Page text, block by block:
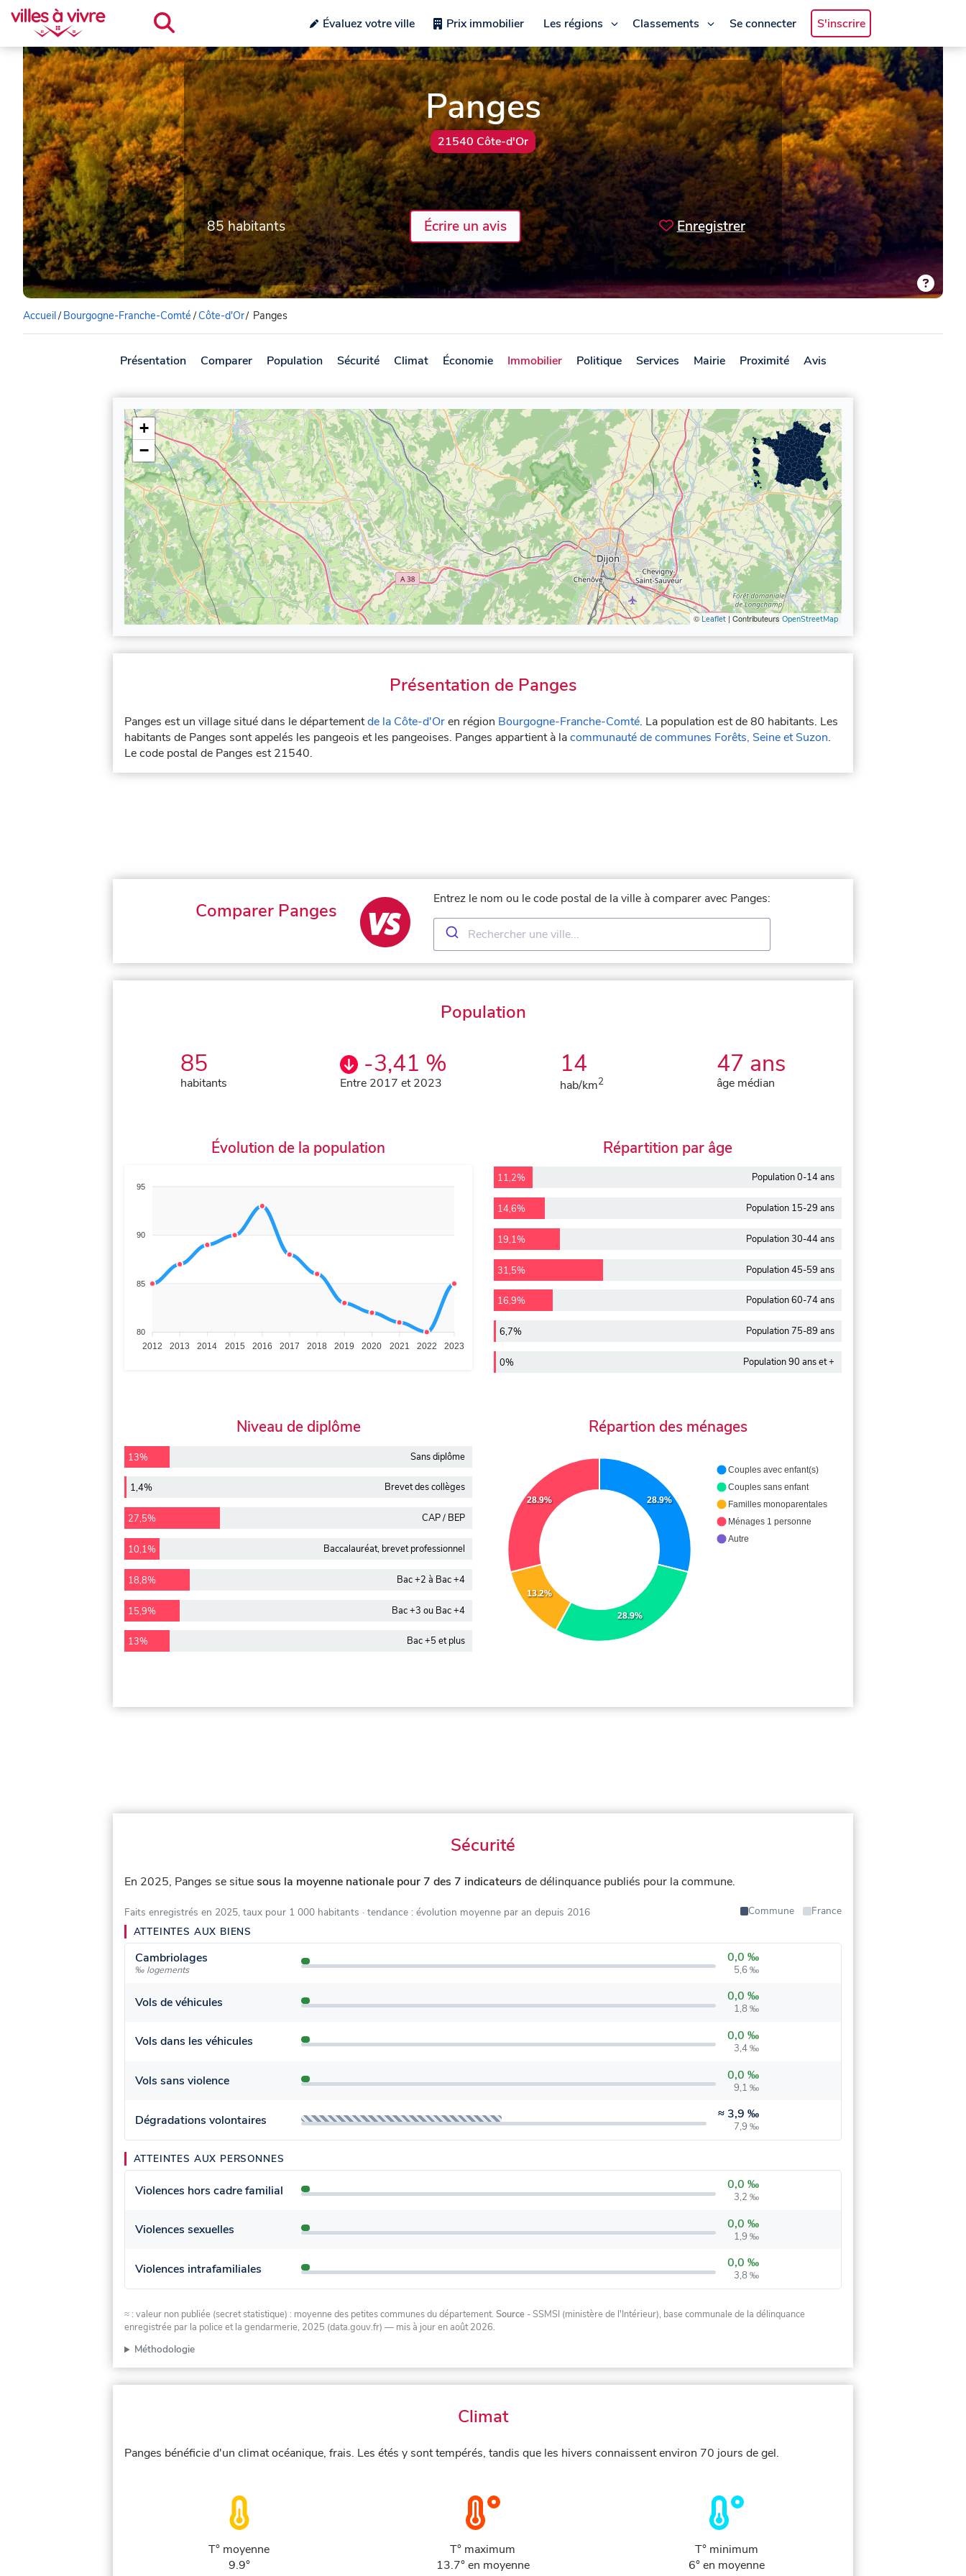
Évaluez votre ville Prix immobilier Les régions Classements Se connecter S'inscrire
Panges
21540 Côte-d'Or
85 habitants Écrire un avis Enregistrer
Accueil/ Bourgogne-Franche-Comté/Côte-d'Or/ Panges
Présentation Comparer Population Sécurité Climat Économie Immobilier Politique Services Mairie Proximité Avis
+
−
©Leaflet | Contributeurs OpenStreetMap
Présentation de Panges
Panges est un village situé dans le départementde la Côte-d'Oren région Bourgogne-Franche-Comté. La population est de 80 habitants. Les
habitants de Panges sont appelés les pangeois et les pangeoises. Panges appartient à lacommunauté de communes Forêts, Seine et Suzon.
Le code postal de Panges est 21540.
Comparer Panges
Entrez le nom ou le code postal de la ville à comparer avec Panges:
Population
85
habitants
-3,41 %
Entre 2017 et 2023
14
hab/km2
47 ans
âge médian
Évolution de la population
95
90
85
80
2012 2013 2014 2015 2016 2017 2018 2019 2020 2021 2022 2023
Répartition par âge
11,2% Population 0-14 ans
14,6% Population 15-29 ans
19,1% Population 30-44 ans
31,5% Population 45-59 ans
16,9% Population 60-74 ans
6,7% Population 75-89 ans
0% Population 90 ans et +
Niveau de diplôme
13% Sans diplôme
1,4% Brevet des collèges
27,5% CAP / BEP
10,1% Baccalauréat, brevet professionnel
18,8% Bac +2 à Bac +4
15,9% Bac +3 ou Bac +4
13% Bac +5 et plus
Répartion des ménages
28.9%
28.9%
13.2%
28.9%
Couples avec enfant(s)
Couples sans enfant
Familles monoparentales
Ménages 1 personne
Autre
Sécurité
En 2025, Panges se situesous la moyenne nationale pour 7 des 7 indicateurs de délinquance publiés pour la commune.
Faits enregistrés en 2025, taux pour 1 000 habitants · tendance : évolution moyenne par an depuis 2016 Commune
France
ATTEINTES AUX BIENS
Cambriolages
‰ logements
0,0 ‰
5,6 ‰
Vols de véhicules 0,0 ‰
1,8 ‰
Vols dans les véhicules 0,0 ‰
3,4 ‰
Vols sans violence 0,0 ‰
9,1 ‰
Dégradations volontaires ≈ 3,9 ‰
7,9 ‰
ATTEINTES AUX PERSONNES
Violences hors cadre familial 0,0 ‰
3,2 ‰
Violences sexuelles 0,0 ‰
1,9 ‰
Violences intrafamiliales 0,0 ‰
3,8 ‰
≈ : valeur non publiée (secret statistique) : moyenne des petites communes du département. Source - SSMSI (ministère de l'Intérieur), base communale de la délinquance
enregistrée par la police et la gendarmerie, 2025 (data.gouv.fr) — mis à jour en août 2026.
Méthodologie
Climat
Panges bénéficie d'un climat océanique, frais. Les étés y sont tempérés, tandis que les hivers connaissent environ 70 jours de gel.
T° moyenne
9.9°
T° maximum
13.7° en moyenne
T° minimum
6° en moyenne